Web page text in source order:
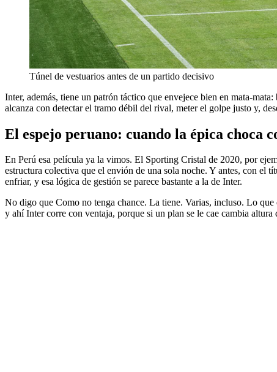
Túnel de vestuarios antes de un partido decisivo
Inter, además, tiene un patrón táctico que envejece bien en mata-
alcanza con detectar el tramo débil del rival, meter el golpe justo y,
El espejo peruano: cuando la épica choca
En Perú esa película ya la vimos. El Sporting Cristal de 2020, por
estructura colectiva que el envión de una sola noche. Y antes, con el
enfriar, y esa lógica de gestión se parece bastante a la de Inter.
No digo que Como no tenga chance. La tiene. Varias, incluso. Lo
y ahí Inter corre con ventaja, porque si un plan se le cae cambia